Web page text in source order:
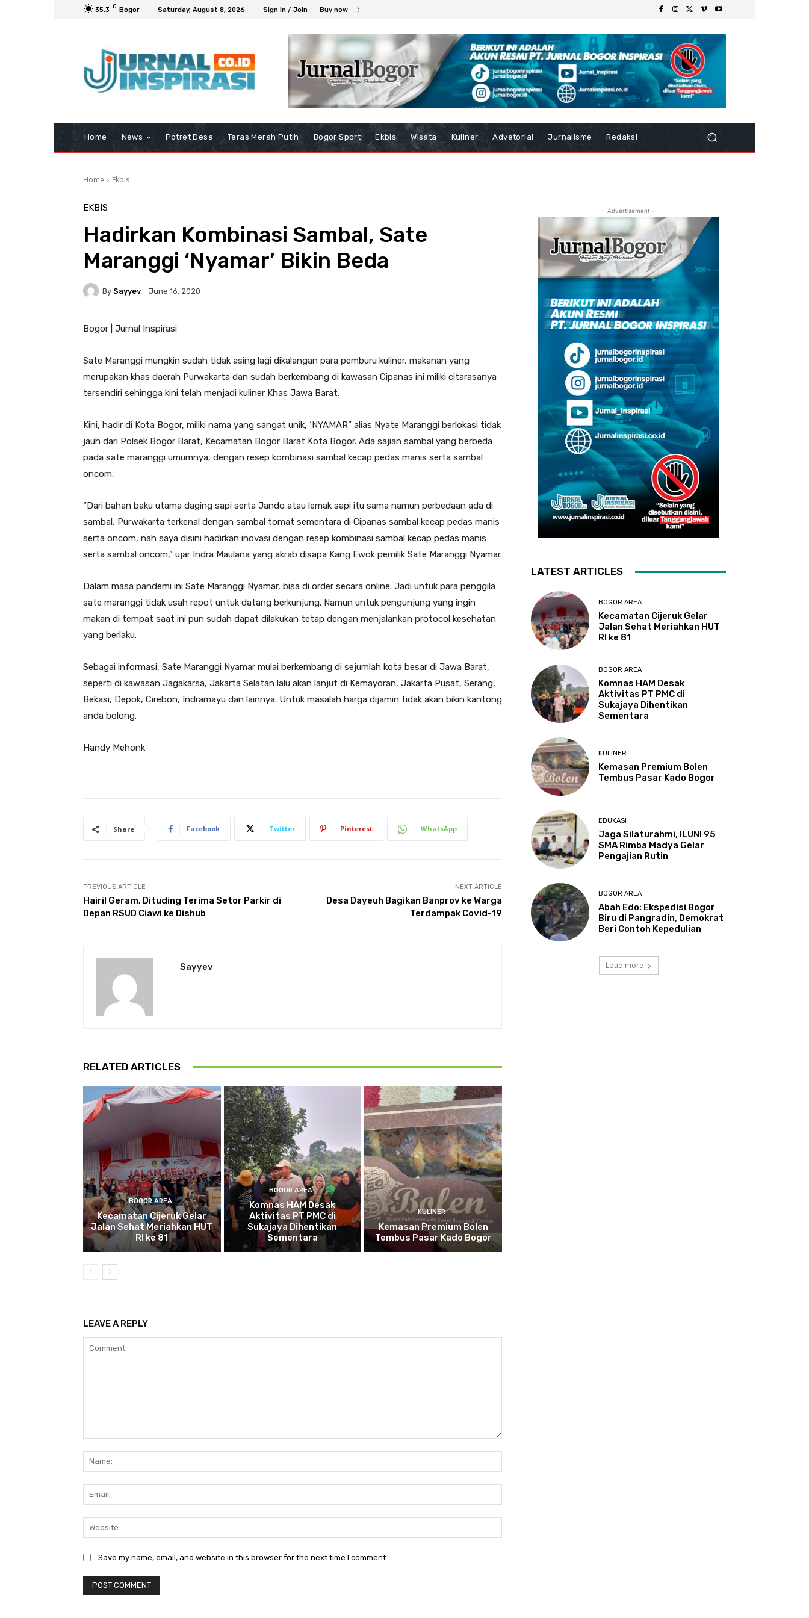
35.3 C Bogor Saturday, August 8, 2026 Sign in / Join Buy now
Home News Potret Desa Teras Merah Putih Bogor Sport Ekbis Wisata Kuliner Advetorial Jurnalisme Redaksi
Home Ekbis
EKBIS
Hadirkan Kombinasi Sambal, Sate
Maranggi ‘Nyamar’ Bikin Beda
By Sayyev June 16, 2020
Bogor | Jurnal Inspirasi
Sate Maranggi mungkin sudah tidak asing lagi dikalangan para pemburu kuliner, makanan yang
merupakan khas daerah Purwakarta dan sudah berkembang di kawasan Cipanas ini miliki citarasanya
tersendiri sehingga kini telah menjadi kuliner Khas Jawa Barat.
Kini, hadir di Kota Bogor, miliki nama yang sangat unik, ‘NYAMAR” alias Nyate Maranggi berlokasi tidak
jauh dari Polsek Bogor Barat, Kecamatan Bogor Barat Kota Bogor. Ada sajian sambal yang berbeda
pada sate maranggi umumnya, dengan resep kombinasi sambal kecap pedas manis serta sambal
oncom.
“Dari bahan baku utama daging sapi serta Jando atau lemak sapi itu sama namun perbedaan ada di
sambal, Purwakarta terkenal dengan sambal tomat sementara di Cipanas sambal kecap pedas manis
serta oncom, nah saya disini hadirkan inovasi dengan resep kombinasi sambal kecap pedas manis
serta sambal oncom,” ujar Indra Maulana yang akrab disapa Kang Ewok pemilik Sate Maranggi Nyamar.
Dalam masa pandemi ini Sate Maranggi Nyamar, bisa di order secara online. Jadi untuk para penggila
sate maranggi tidak usah repot untuk datang berkunjung. Namun untuk pengunjung yang ingin
makan di tempat saat ini pun sudah dapat dilakukan tetap dengan menjalankan protocol kesehatan
yang berlaku.
Sebagai informasi, Sate Maranggi Nyamar mulai berkembang di sejumlah kota besar di Jawa Barat,
seperti di kawasan Jagakarsa, Jakarta Selatan lalu akan lanjut di Kemayoran, Jakarta Pusat, Serang,
Bekasi, Depok, Cirebon, Indramayu dan lainnya. Untuk masalah harga dijamin tidak akan bikin kantong
anda bolong.
Handy Mehonk
Share Facebook Twitter Pinterest WhatsApp
PREVIOUS ARTICLE
Hairil Geram, Dituding Terima Setor Parkir di
Depan RSUD Ciawi ke Dishub
NEXT ARTICLE
Desa Dayeuh Bagikan Banprov ke Warga
Terdampak Covid-19
Sayyev
RELATED ARTICLES
BOGOR AREA
Kecamatan Cijeruk Gelar
Jalan Sehat Meriahkan HUT
RI ke 81
BOGOR AREA
Komnas HAM Desak
Aktivitas PT PMC di
Sukajaya Dihentikan
Sementara
KULINER
Kemasan Premium Bolen
Tembus Pasar Kado Bogor
LEAVE A REPLY
Save my name, email, and website in this browser for the next time I comment.
- Advertisement -
LATEST ARTICLES
BOGOR AREA
Kecamatan Cijeruk Gelar
Jalan Sehat Meriahkan HUT
RI ke 81
BOGOR AREA
Komnas HAM Desak
Aktivitas PT PMC di
Sukajaya Dihentikan
Sementara
KULINER
Kemasan Premium Bolen
Tembus Pasar Kado Bogor
EDUKASI
Jaga Silaturahmi, ILUNI 95
SMA Rimba Madya Gelar
Pengajian Rutin
BOGOR AREA
Abah Edo: Ekspedisi Bogor
Biru di Pangradin, Demokrat
Beri Contoh Kepedulian
Load more